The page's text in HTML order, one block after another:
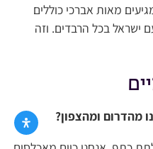
מאות אברכי כוללים
ישראל בכל הרבדים. וזה
מהדרום ומהצפון?